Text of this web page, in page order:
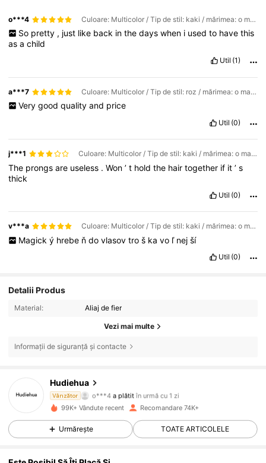
o***4 Culoare: Multicolor / Tip de stil: kaki / mărimea: o marime
So pretty , just like back in the days when i used to have this
asachild
Util (1)
a***7 Culoare: Multicolor / Tip de stil: roz / mărimea: o marime
Very good quality and price
Util (0)
j***1 Culoare: Multicolor / Tip de stil: kaki / mărimea: o marime
The prongsare useless .Won’t holdthe hairtogether if it’s
thick
Util (0)
v***a Culoare: Multicolor / Tip de stil: kaki / mărimea: o marime
Magick ý hrebe ň do vlasov tro š ka vo ľ nej ší
Util (0)
Detalii Produs
Material: Aliaj de fier
Vezi mai multe
Informații de siguranță și contacte
Hudiehua
Vânzător
4,91
o***4 a plătit în urmă cu 1 zi
99K+ Vândute recent Recomandare 74K+
Urmărește TOATE ARTICOLELE